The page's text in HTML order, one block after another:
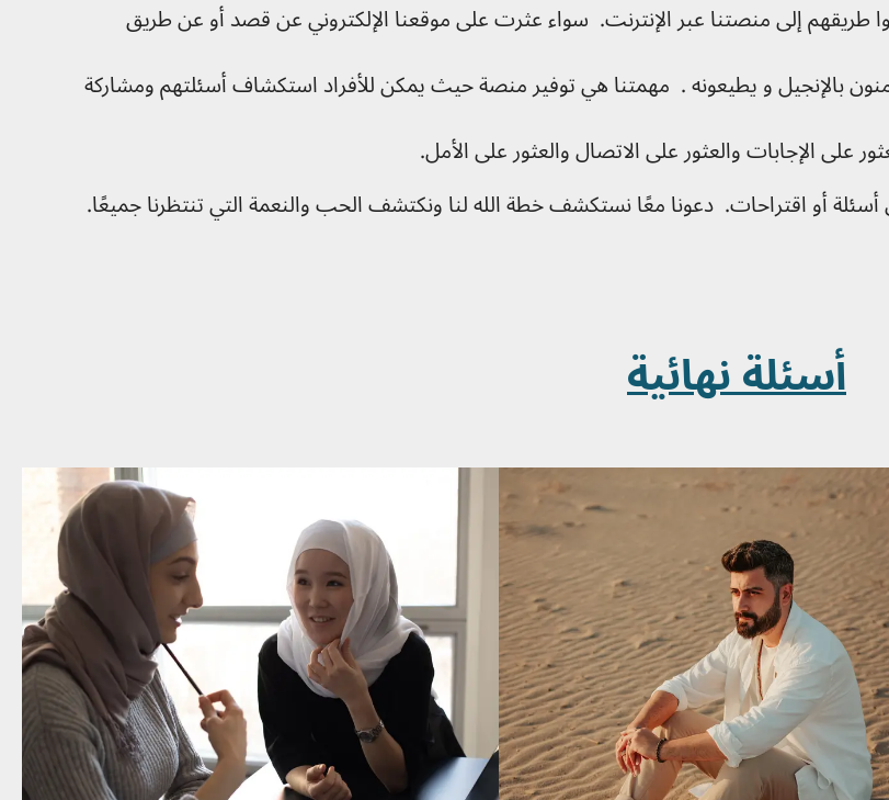
طريقهم إلى منصتنا عبر الإنترنت. سواء عثرت على موقعنا الإلكتروني عن قصد أو عن طريق
بالإنجيل و يطيعونه . مهمتنا هي توفير منصة حيث يمكن للأفراد استكشاف أسئلتهم ومشاركة
الإجابات والعثور على الاتصال والعثور على الأمل.
أو اقتراحات. دعونا معًا نستكشف خطة الله لنا ونكتشف الحب والنعمة التي تنتظرنا جميعًا.
أسئلة نهائية